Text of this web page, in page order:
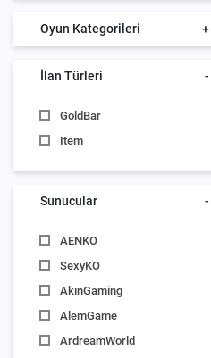
Oyun Kategorileri +
İlan Türleri -
GoldBar
Item
Sunucular -
AENKO
SexyKO
AkınGaming
AlemGame
ArdreamWorld